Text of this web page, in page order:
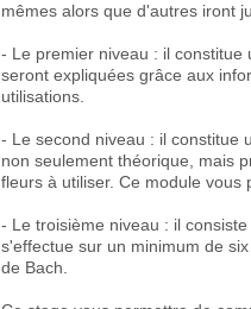
mêmes alors que d'autres iront
- Le premier niveau : il
seront expliquées grâce aux
utilisations.
- Le second niveau : il constitue
non seulement théorique, mais
fleurs à utiliser. Ce module vous
- Le troisième niveau : il
s'effectue sur un minimum de
de Bach.